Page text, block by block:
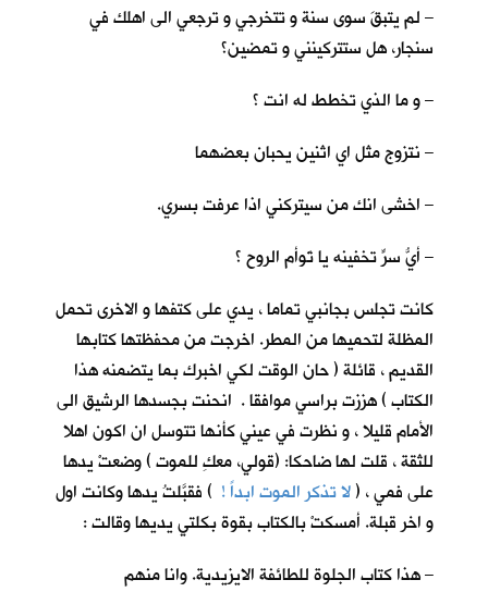
– لم يتبقَ سوى سنة و تتخرجي و ترجعي الى اهلك في
سنجار، هل ستتركينني و تمضين؟
– و ما الذي تخطط له انت ؟
– نتزوج مثل اي اثنين يحبان بعضهما
– اخشى انك من سيتركني اذا عرفت بسري.
– أيُّ سرٍّ تخفينه يا تَوأم الروح ؟
كانت تجلس بجانبي تماما ، يدي على كتفها و الاخرى تحمل
المظلة لتحميها من المطر. اخرجت من محفظتها كتابها
القديم ، قائلة ( حان الوقت لكي اخبرك بما يتضمنه هذا
الكتاب ) هززت براسي موافقا . انحنت بجسدها الرشيق الى
الأمام قليلا ، و نظرت في عيني كأنها تتوسل ان اكون اهلا
للثقة ، قلت لها ضاحكا: (قولي، معكِ للموت ) وضعتْ يدها
على فمي ، (لا تذكر الموت ابداً ! ) فقبَّلتُ يدها وكانت اول
و اخر قبلة. أمسكتْ بالكتاب بقوة بكلتي يديها وقالت :
– هذا كتاب الجلوة للطائفة الايزيدية. وانا منهم